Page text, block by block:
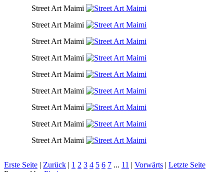
Street Art Maimi
Street Art Maimi
Street Art Maimi
Street Art Maimi
Street Art Maimi
Street Art Maimi
Street Art Maimi
Street Art Maimi
Street Art Maimi
Erste Seite | Zurück | 1 2 3 4 5 6 7 ... 11 | Vorwärts | Letzte Seite